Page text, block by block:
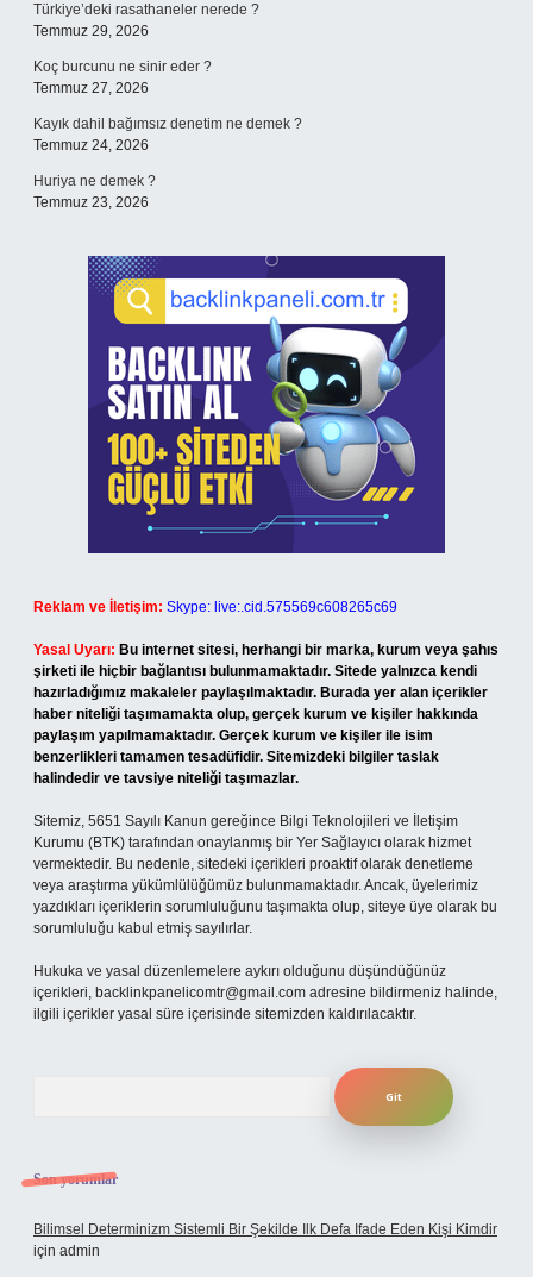
Türkiye’deki rasathaneler nerede ?
Temmuz 29, 2026
Koç burcunu ne sinir eder ?
Temmuz 27, 2026
Kayık dahil bağımsız denetim ne demek ?
Temmuz 24, 2026
Huriya ne demek ?
Temmuz 23, 2026
Reklam ve İletişim: Skype: live:.cid.575569c608265c69
Yasal Uyarı: Bu internet sitesi, herhangi bir marka, kurum veya şahıs
şirketi ile hiçbir bağlantısı bulunmamaktadır. Sitede yalnızca kendi
hazırladığımız makaleler paylaşılmaktadır. Burada yer alan içerikler
haber niteliği taşımamakta olup, gerçek kurum ve kişiler hakkında
paylaşım yapılmamaktadır. Gerçek kurum ve kişiler ile isim
benzerlikleri tamamen tesadüfidir. Sitemizdeki bilgiler taslak
halindedir ve tavsiye niteliği taşımazlar.
Sitemiz, 5651 Sayılı Kanun gereğince Bilgi Teknolojileri ve İletişim
Kurumu (BTK) tarafından onaylanmış bir Yer Sağlayıcı olarak hizmet
vermektedir. Bu nedenle, sitedeki içerikleri proaktif olarak denetleme
veya araştırma yükümlülüğümüz bulunmamaktadır. Ancak, üyelerimiz
yazdıkları içeriklerin sorumluluğunu taşımakta olup, siteye üye olarak bu
sorumluluğu kabul etmiş sayılırlar.
Hukuka ve yasal düzenlemelere aykırı olduğunu düşündüğünüz
içerikleri, backlinkpanelicomtr@gmail.com adresine bildirmeniz halinde,
ilgili içerikler yasal süre içerisinde sitemizden kaldırılacaktır.
Son yorumlar
Bilimsel Determinizm Sistemli Bir Şekilde Ilk Defa Ifade Eden Kişi Kimdir
için admin